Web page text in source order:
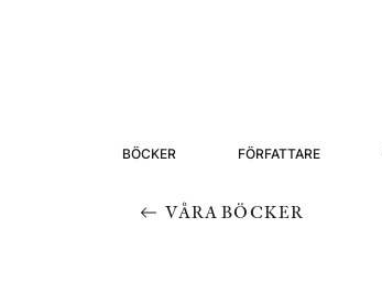
BÖCKER FÖRFATTARE
VÅRA BÖCKER